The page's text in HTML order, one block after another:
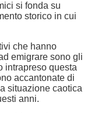
si fonda su
storico in cui
che hanno
emigrare sono gli
intrapreso questa
accantonate di
situazione caotica
anni.